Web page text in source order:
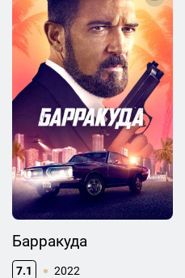
Барракуда
7.1 2022